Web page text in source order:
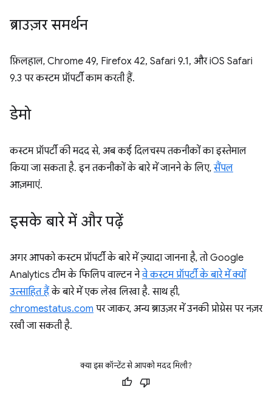
ब्राउज़र समर्थन
फ़िलहाल, Chrome 49, Firefox 42, Safari 9.1, और iOS Safari
9.3 पर कस्टम प्रॉपर्टी काम करती हैं.
डेमो
कस्टम प्रॉपर्टी की मदद से, अब कई दिलचस्प तकनीकों का इस्तेमाल
किया जा सकता है. इन तकनीकों के बारे में जानने के लिए,सैंपल
आज़माएं.
इसके बारे में और पढ़ें
अगर आपको कस्टम प्रॉपर्टी के बारे में ज़्यादा जानना है, तो Google
Analytics टीम के फिलिप वाल्टन नेवे कस्टम प्रॉपर्टी के बारे में क्यों
उत्साहित हैंके बारे में एक लेख लिखा है. साथ ही,
chromestatus.com पर जाकर, अन्य ब्राउज़र में उनकी प्रोग्रेस पर नज़र
रखी जा सकती है.
क्या इस कॉन्टेंट से आपको मदद मिली?